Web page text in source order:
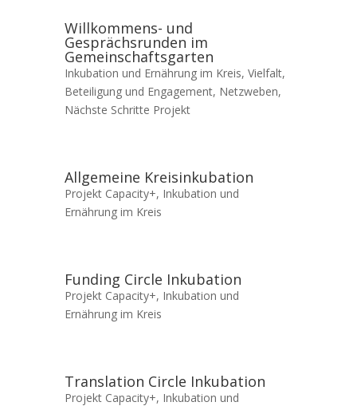
Willkommens- und
Gesprächsrunden im
Gemeinschaftsgarten
Inkubation und Ernährung im Kreis, Vielfalt,
Beteiligung und Engagement, Netzweben,
Nächste Schritte Projekt
Allgemeine Kreisinkubation
Projekt Capacity+, Inkubation und
Ernährung im Kreis
Funding Circle Inkubation
Projekt Capacity+, Inkubation und
Ernährung im Kreis
Translation Circle Inkubation
Projekt Capacity+, Inkubation und